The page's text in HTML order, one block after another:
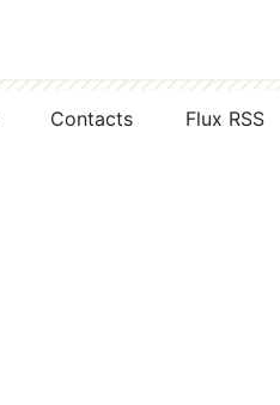
Contacts Flux RSS